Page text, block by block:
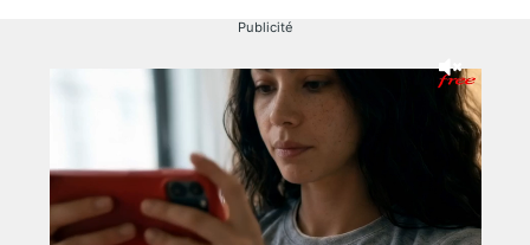
Publicité